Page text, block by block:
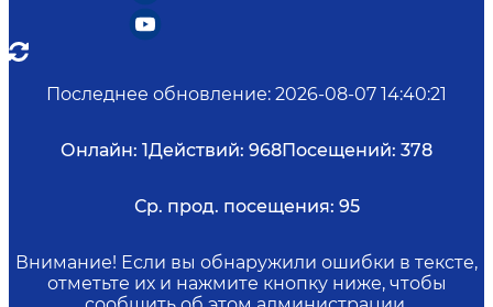
Последнее обновление: 2026-08-07 14:40:21
Онлайн: 1Действий: 968Посещений: 378
Ср. прод. посещения: 95
Внимание! Если вы обнаружили ошибки в тексте,
отметьте их и нажмите кнопку ниже, чтобы